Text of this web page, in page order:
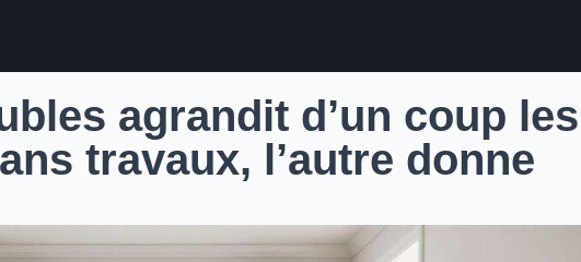
agrandit d’un coup les
travaux, l’autre donne